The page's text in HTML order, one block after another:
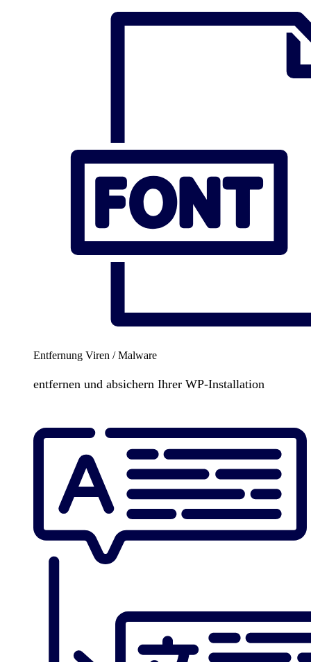
Entfernung Viren / Malware
entfernen und absichern Ihrer WP-Installation